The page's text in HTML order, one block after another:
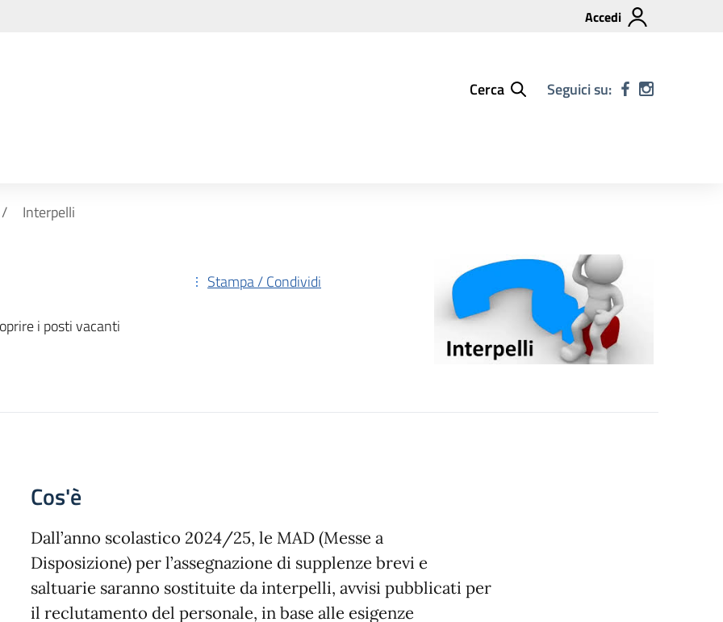
Accedi
Cerca Seguici su:
Interpelli
i posti vacanti
Stampa / Condividi
Cos'è
Dall’anno scolastico 2024/25, le MAD (Messe a
Disposizione) per l’assegnazione di supplenze brevi e
saltuarie saranno sostituite da interpelli, avvisi pubblicati per
il reclutamento del personale, in base alle esigenze